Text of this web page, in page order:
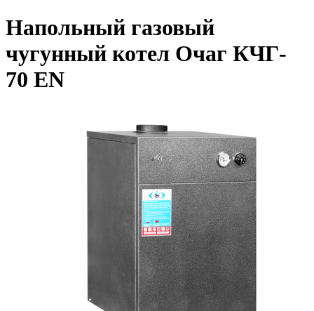
Напольный газовый
чугунный котел Очаг КЧГ-
70 EN